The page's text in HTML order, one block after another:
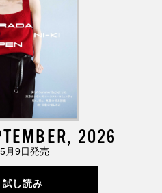
2026
月9日発売
試し読み